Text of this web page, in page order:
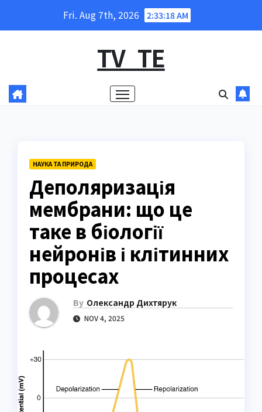
Fri. Aug 7th, 2026 2:33:19 AM
TV_TE
НАУКА ТА ПРИРОДА
Деполяризація
мембрани: що це
таке в біології
нейронів і клітинних
процесах
By Олександр Дихтярук
NOV 4, 2025